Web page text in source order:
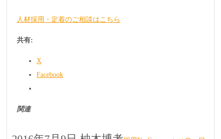
人材採用・定着のご相談はこちら
共有:
X
Facebook
関連